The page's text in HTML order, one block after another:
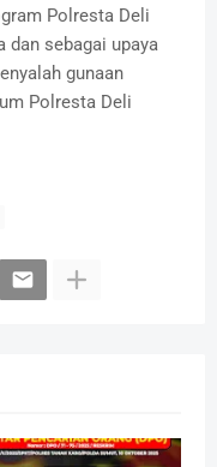
Polresta Deli
dan sebagai upaya
gunaan
Polresta Deli